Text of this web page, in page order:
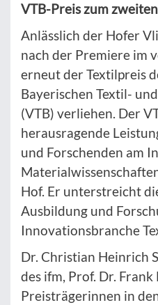
VTB-Preis zum
Anlässlich der Hofer
nach der Premiere im
erneut der Textilpreis
Bayerischen Textil-
(VTB) verliehen. Der
herausragende
und Forschenden am
Hof. Er unterstreicht
Ausbildung und
Innovationsbranche
Dr. Christian Heinrich
des ifm, Prof. Dr.
Preisträgerinnen in